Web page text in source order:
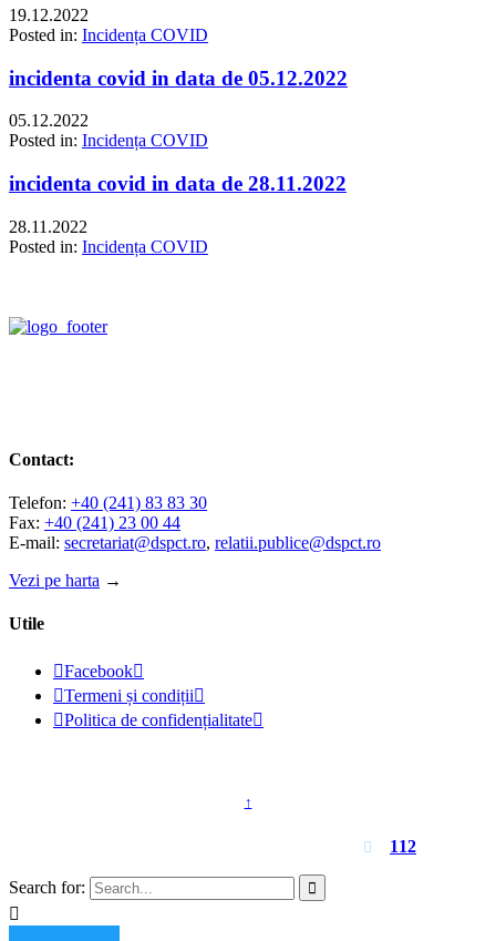
19.12.2022
Posted in: Incidența COVID
incidenta covid in data de 05.12.2022
05.12.2022
Posted in: Incidența COVID
incidenta covid in data de 28.11.2022
28.11.2022
Posted in: Incidența COVID
Contact:
Telefon: +40 (241) 83 83 30
Fax: +40 (241) 23 00 44
E-mail: secretariat@dspct.ro, relatii.publice@dspct.ro
Vezi pe harta →
Utile
Facebook
Termeni și condiții
Politica de confidențialitate
↑
 112
Search for: 
